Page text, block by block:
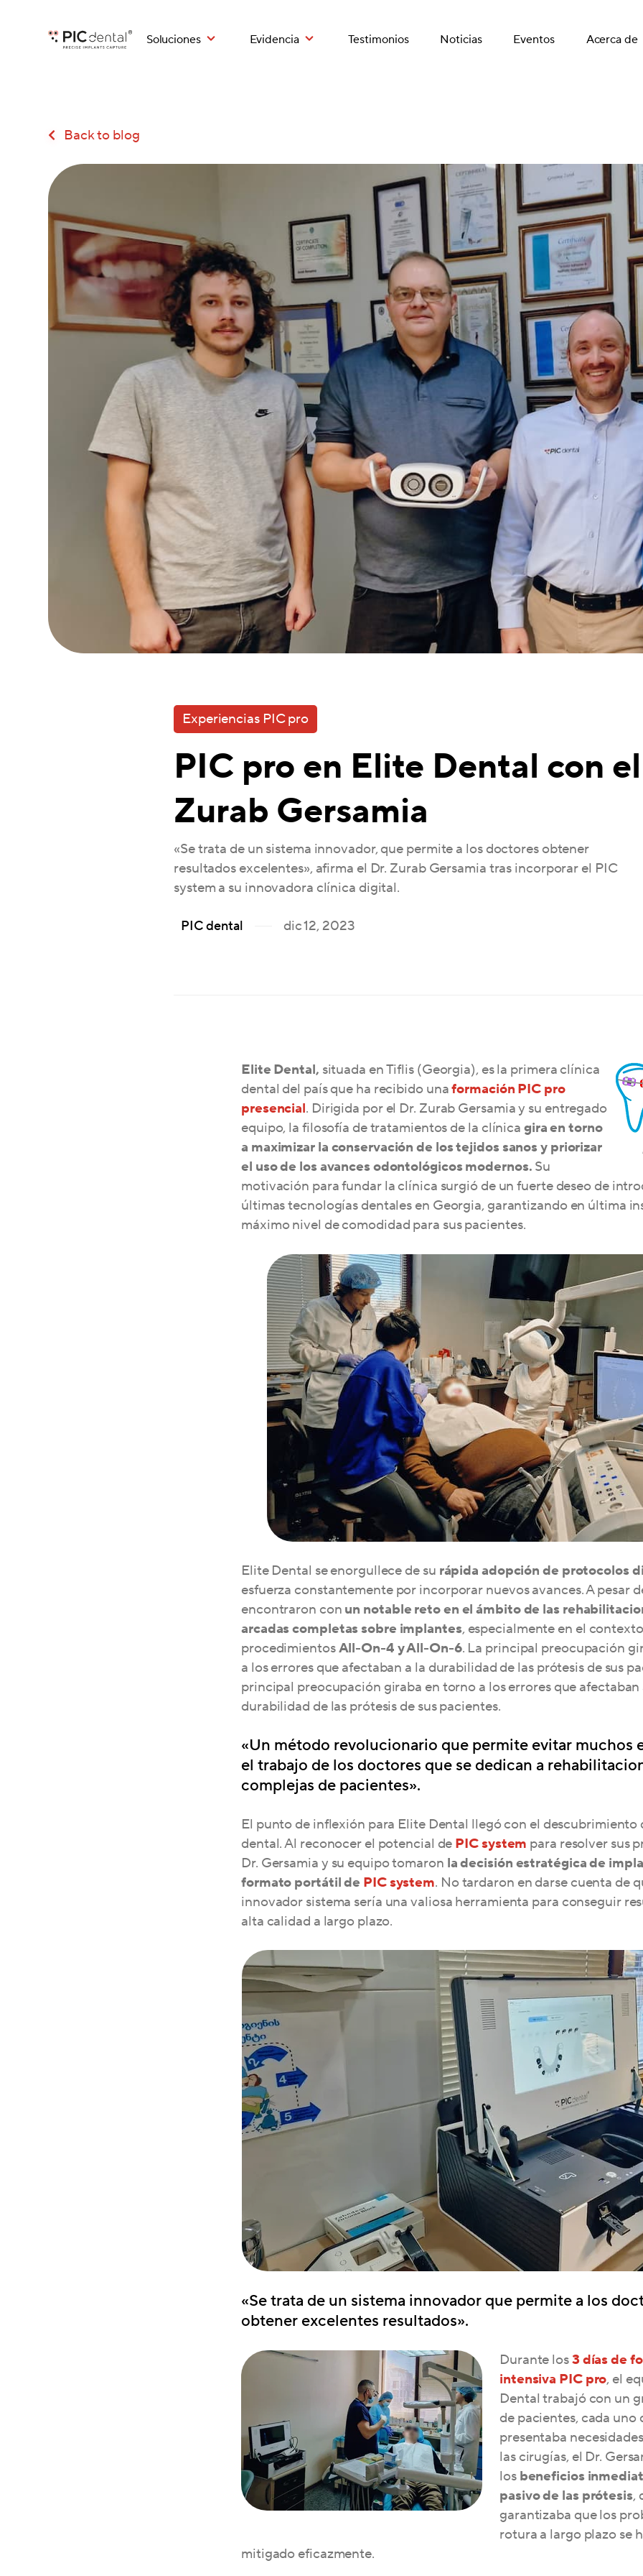
Soluciones Evidencia Testimonios Noticias Eventos Acerca de
Back to blog
Experiencias PIC pro
PIC pro en Elite Dental con
Zurab Gersamia
«Se trata de un sistema innovador, que permite a los doctores obtener
resultados excelentes», afirma el Dr. Zurab Gersamia tras incorporar el PIC
system a su innovadora clínica digital.
PIC dental dic 12, 2023
Elite Dental, situada en Tiflis (Georgia), es la primera clínica
dental del país que ha recibido unaformación PIC pro
presencial. Dirigida por el Dr. Zurab Gersamia y su entregado
equipo, la filosofía de tratamientos de la clínica gira en torno
a maximizar la conservación de los tejidos sanos y priorizar
el uso de los avances odontológicos modernos. Su
motivación para fundar la clínica surgió de un fuerte deseo de
últimas tecnologías dentales en Georgia, garantizando en última
máximo nivel de comodidad para sus pacientes.
Elite Dental se enorgullece de su rápida adopción de protocolos
esfuerza constantemente por incorporar nuevos avances. A pesar
encontraron con un notable reto en el ámbito de las
arcadas completas sobre implantes, especialmente en el
procedimientosAll-On-4 y All-On-6. La principal preocupación
a los errores que afectaban a la durabilidad de las prótesis de sus
principal preocupación giraba en torno a los errores que afectaban
durabilidad de las prótesis de sus pacientes.
«Un método revolucionario que permite evitar muchos
el trabajo de los doctores que se dedican a
complejas de pacientes».
El punto de inflexión para Elite Dental llegó con el descubrimiento
dental. Al reconocer el potencial de PIC system para resolver sus
Dr. Gersamia y su equipo tomaron la decisión estratégica de
formato portátil de PIC system. No tardaron en darse cuenta de
innovador sistema sería una valiosa herramienta para conseguir
alta calidad a largo plazo.
«Se trata de un sistema innovador que permite a los
obtener excelentes resultados».
Durante los3 días de
intensiva PIC pro, el
Dental trabajó con un
de pacientes, cada uno
presentaba
las cirugías, el Dr.
los beneficios
pasivo de las prótesis,
garantizaba que los
rotura a largo plazo se
mitigado eficazmente.